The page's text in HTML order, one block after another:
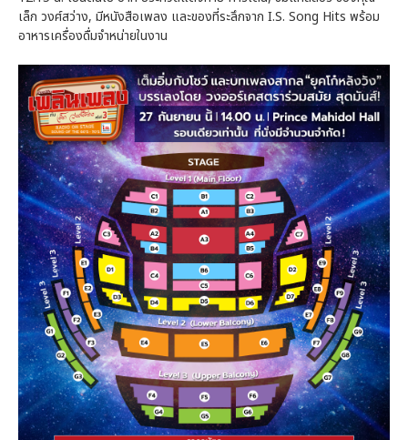
เล็ก วงศ์สว่าง, มีหนังสือเพลง และของที่ระลึกจาก I.S. Song Hits พร้อม
อาหารเครื่องดื่มจำหน่ายในงาน